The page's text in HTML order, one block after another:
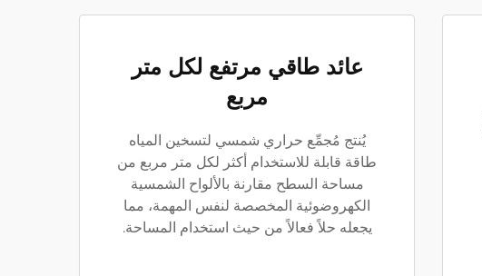
عائد طاقي مرتفع لكل متر
مربع
يُنتج مُجمِّع حراري شمسي لتسخين المياه
طاقة قابلة للاستخدام أكثر لكل متر مربع من
مساحة السطح مقارنة بالألواح الشمسية
الكهروضوئية المخصصة لنفس المهمة، مما
يجعله حلاً فعالاً من حيث استخدام المساحة.